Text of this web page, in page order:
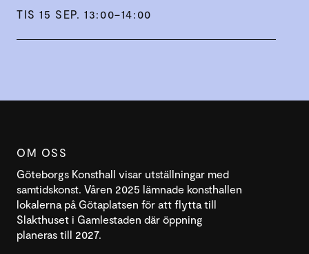
TIS 15 SEP. 13:00–14:00
OM OSS
Göteborgs Konsthall visar utställningar med
samtidskonst. Våren 2025 lämnade konsthallen
lokalerna på Götaplatsen för att flytta till
Slakthuset i Gamlestaden där öppning
planeras till 2027.